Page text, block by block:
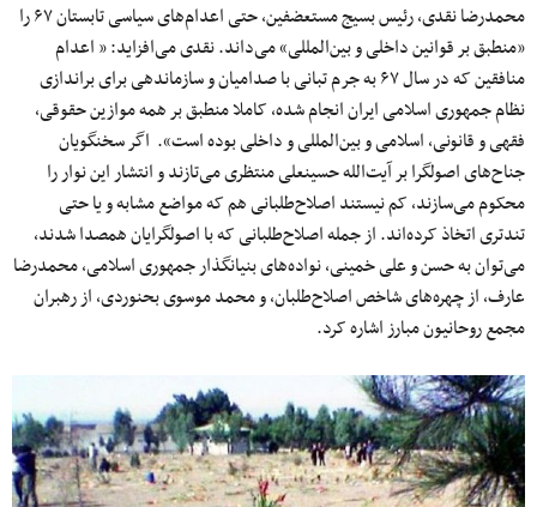
محمدرضا نقدی، رئیس بسیج مستعضفین، حتی اعدام‌های سیاسی تابستان ۶۷ را
«منطبق بر قوانین داخلی و بین‌المللی» می‌داند. نقدی می‌افزاید: « اعدام
منافقین که در سال ۶۷ به جرم تبانی با صدامیان و سازماندهی برای براندازی
نظام جمهوری اسلامی ایران انجام شده، کاملا منطبق بر همه موازین حقوقی،
فقهی و قانونی، اسلامی و بین‌المللی و داخلی بوده است». اگر سخنگویان
جناح‌های اصولگرا بر آیت‌الله حسینعلی منتظری می‌تازند و انتشار این نوار را
محکوم می‌سازند، کم نیستند اصلاح‌طلبانی هم که مواضع مشابه و یا حتی
تندتری اتخاذ کرده‌اند. از جمله اصلاح‌طلبانی که با اصولگرایان همصدا شدند،
می‌توان به حسن و علی خمینی، نواده‌های بنیانگذار جمهوری اسلامی، محمدرضا
عارف، از چهره‌های شاخص اصلاح‌طلبان، و محمد موسوی بحنوردی، از رهبران
مجمع روحانیون مبارز اشاره کرد.